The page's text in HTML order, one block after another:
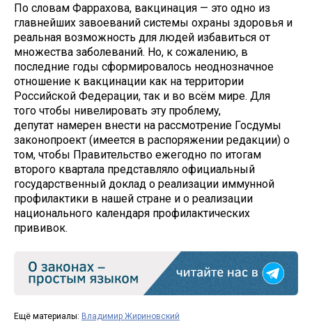
По словам Фаррахова, вакцинация — это одно из
главнейших завоеваний системы охраны здоровья и
реальная возможность для людей избавиться от
множества заболеваний. Но, к сожалению, в
последние годы сформировалось неоднозначное
отношение к вакцинации как на территории
Российской Федерации, так и во всём мире. Для
того чтобы нивелировать эту проблему,
депутат намерен внести на рассмотрение Госдумы
законопроект (имеется в распоряжении редакции) о
том, чтобы Правительство ежегодно по итогам
второго квартала представляло официальный
государственный доклад о реализации иммунной
профилактики в нашей стране и о реализации
национального календаря профилактических
прививок.
Ещё материалы: Владимир Жириновский